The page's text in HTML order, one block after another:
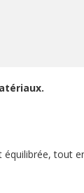
tout